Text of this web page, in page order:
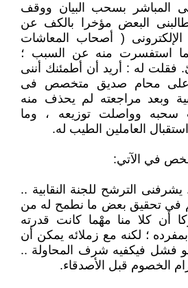
المباشر بسحب البيان ووقف
طالبنى البعض مؤخرا بالكف عن
الإلكترونى ( أصحاب المعاشات
استفسرت منه عن السبب ؛
فقلت له : أريد أن أطمئنك أننى
على محام صديق متخصص فى
وبعد مراجعته لم يحذف منه
سحبه وواصلت توزيعه ، وما
العاملين الطيب له.
في الآتي:
الترشح للجنة النقابية ..
في تحقيق بعض ما نطمح له من
أن كلا منا مهْما كانت قدرته
؛ لكنه مع زملائه يمكن أن
لو فشل فيكفيه شرف المحاولة ..
الخصوم قبل الأصدقاء.